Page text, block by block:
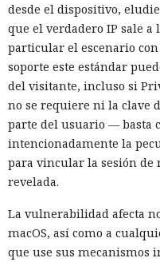
desde el dispositivo,
que el verdadero IP sale
particular el escenario
soporte este estándar
del visitante, incluso si
no se requiere ni la clave
parte del usuario — basta
intencionadamente la
para vincular la sesión de
revelada.
La vulnerabilidad afecta
macOS, así como a
que use sus mecanismos